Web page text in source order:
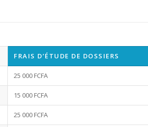
FRAIS D’ÉTUDE DE DOSSIERS
25 000 FCFA
15 000 FCFA
25 000 FCFA